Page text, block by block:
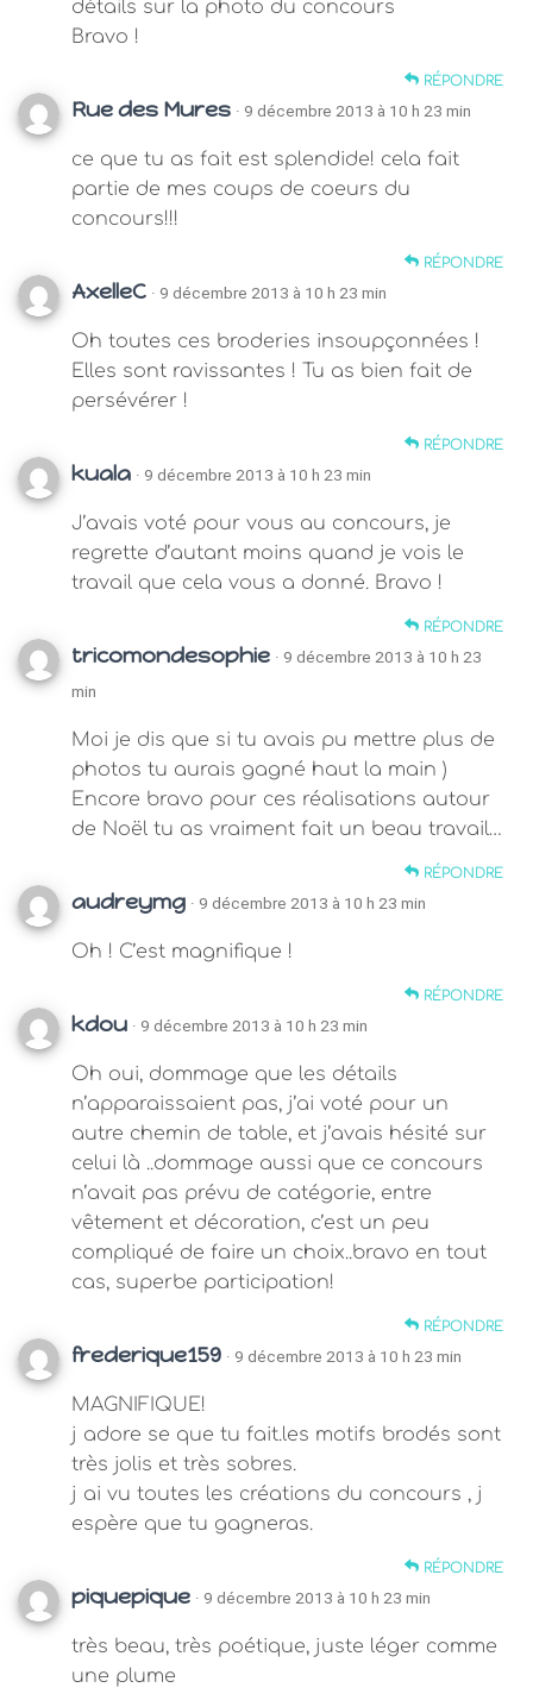
détails sur la photo du concours
Bravo !
RÉPONDRE
Rue des Mures · 9 décembre 2013 à 10 h 23 min
ce que tu as fait est splendide! cela fait
partie de mes coups de coeurs du
concours!!!
RÉPONDRE
AxelleC · 9 décembre 2013 à 10 h 23 min
Oh toutes ces broderies insoupçonnées !
Elles sont ravissantes ! Tu as bien fait de
persévérer !
RÉPONDRE
kuala · 9 décembre 2013 à 10 h 23 min
J’avais voté pour vous au concours, je
regrette d’autant moins quand je vois le
travail que cela vous a donné. Bravo !
RÉPONDRE
tricomondesophie · 9 décembre 2013 à 10 h 23
min
Moi je dis que si tu avais pu mettre plus de
photos tu aurais gagné haut la main )
Encore bravo pour ces réalisations autour
de Noël tu as vraiment fait un beau travail…
RÉPONDRE
audreymg · 9 décembre 2013 à 10 h 23 min
Oh ! C’est magnifique !
RÉPONDRE
kdou · 9 décembre 2013 à 10 h 23 min
Oh oui, dommage que les détails
n’apparaissaient pas, j’ai voté pour un
autre chemin de table, et j’avais hésité sur
celui là ..dommage aussi que ce concours
n’avait pas prévu de catégorie, entre
vêtement et décoration, c’est un peu
compliqué de faire un choix..bravo en tout
cas, superbe participation!
RÉPONDRE
frederique159 · 9 décembre 2013 à 10 h 23 min
MAGNIFIQUE!
j adore se que tu fait.les motifs brodés sont
très jolis et très sobres.
j ai vu toutes les créations du concours , j
espère que tu gagneras.
RÉPONDRE
piquepique · 9 décembre 2013 à 10 h 23 min
très beau, très poétique, juste léger comme
une plume